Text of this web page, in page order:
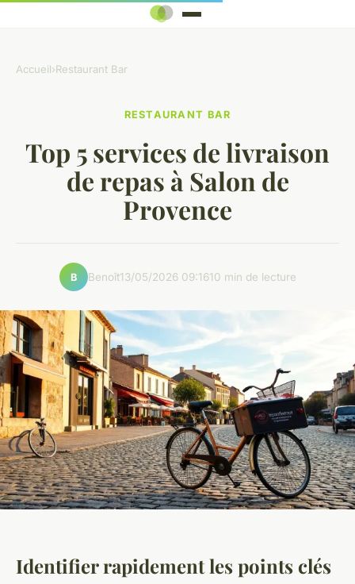
Accueil›Restaurant Bar
RESTAURANT BAR
Top 5 services de livraison
de repas à Salon de
Provence
B Benoît13/05/2026 09:1610 min de lecture
Identifier rapidement les points clés